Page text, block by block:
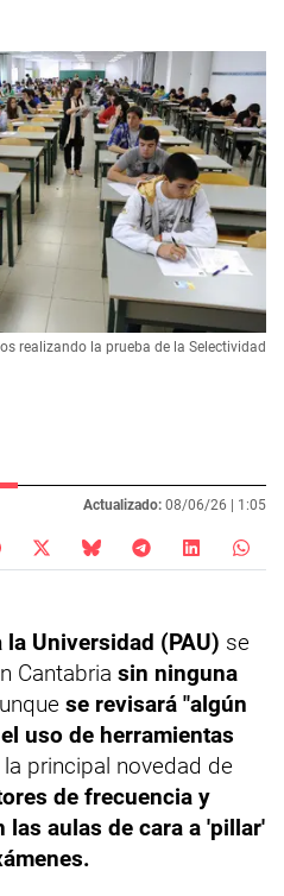
realizando la prueba de la Selectividad
Actualizado: 08/06/26 | 1:05
la Universidad (PAU) se
Cantabria sin ninguna
se revisará "algún
uso de herramientas
principal novedad de
de frecuencia y
las aulas de cara a 'pillar'